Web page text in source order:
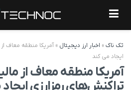
تک ناک» اخبار ارز دیجیتال » آمریکا منطقه معاف
ایجاد می کند
آمریکا منطقه معاف از
تراکنش‌های رمزارزی